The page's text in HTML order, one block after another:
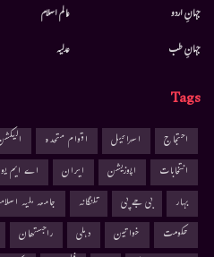
جہانِ اردو
جہانِ طب
عالم اسلام
عدلیہ
Tags
احتجاج اسرائیل اقوام متحدہ
انتخابات
اپوزیشن ایران اے ایم یو
بہار
بی جے پی تلنگانہ جامعہ ملیہ
حکومت
خواتین دہلی راجستھان